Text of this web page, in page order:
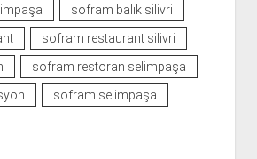
sofram balık silivri
sofram restaurant silivri
sofram restoran selimpaşa
sofram selimpaşa